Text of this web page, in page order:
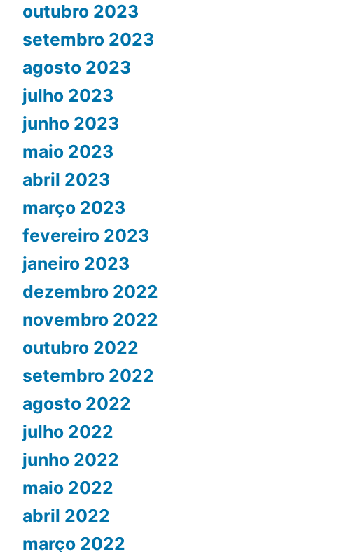
outubro 2023
setembro 2023
agosto 2023
julho 2023
junho 2023
maio 2023
abril 2023
março 2023
fevereiro 2023
janeiro 2023
dezembro 2022
novembro 2022
outubro 2022
setembro 2022
agosto 2022
julho 2022
junho 2022
maio 2022
abril 2022
março 2022